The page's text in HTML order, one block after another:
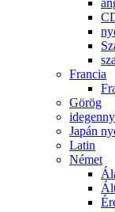
Francia
Görög
Japán
Latin
Német